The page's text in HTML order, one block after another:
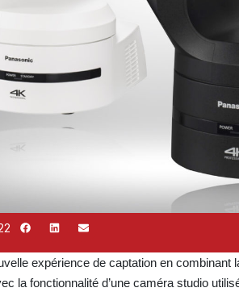
expérience de captation en combinant
la fonctionnalité d’une caméra studio